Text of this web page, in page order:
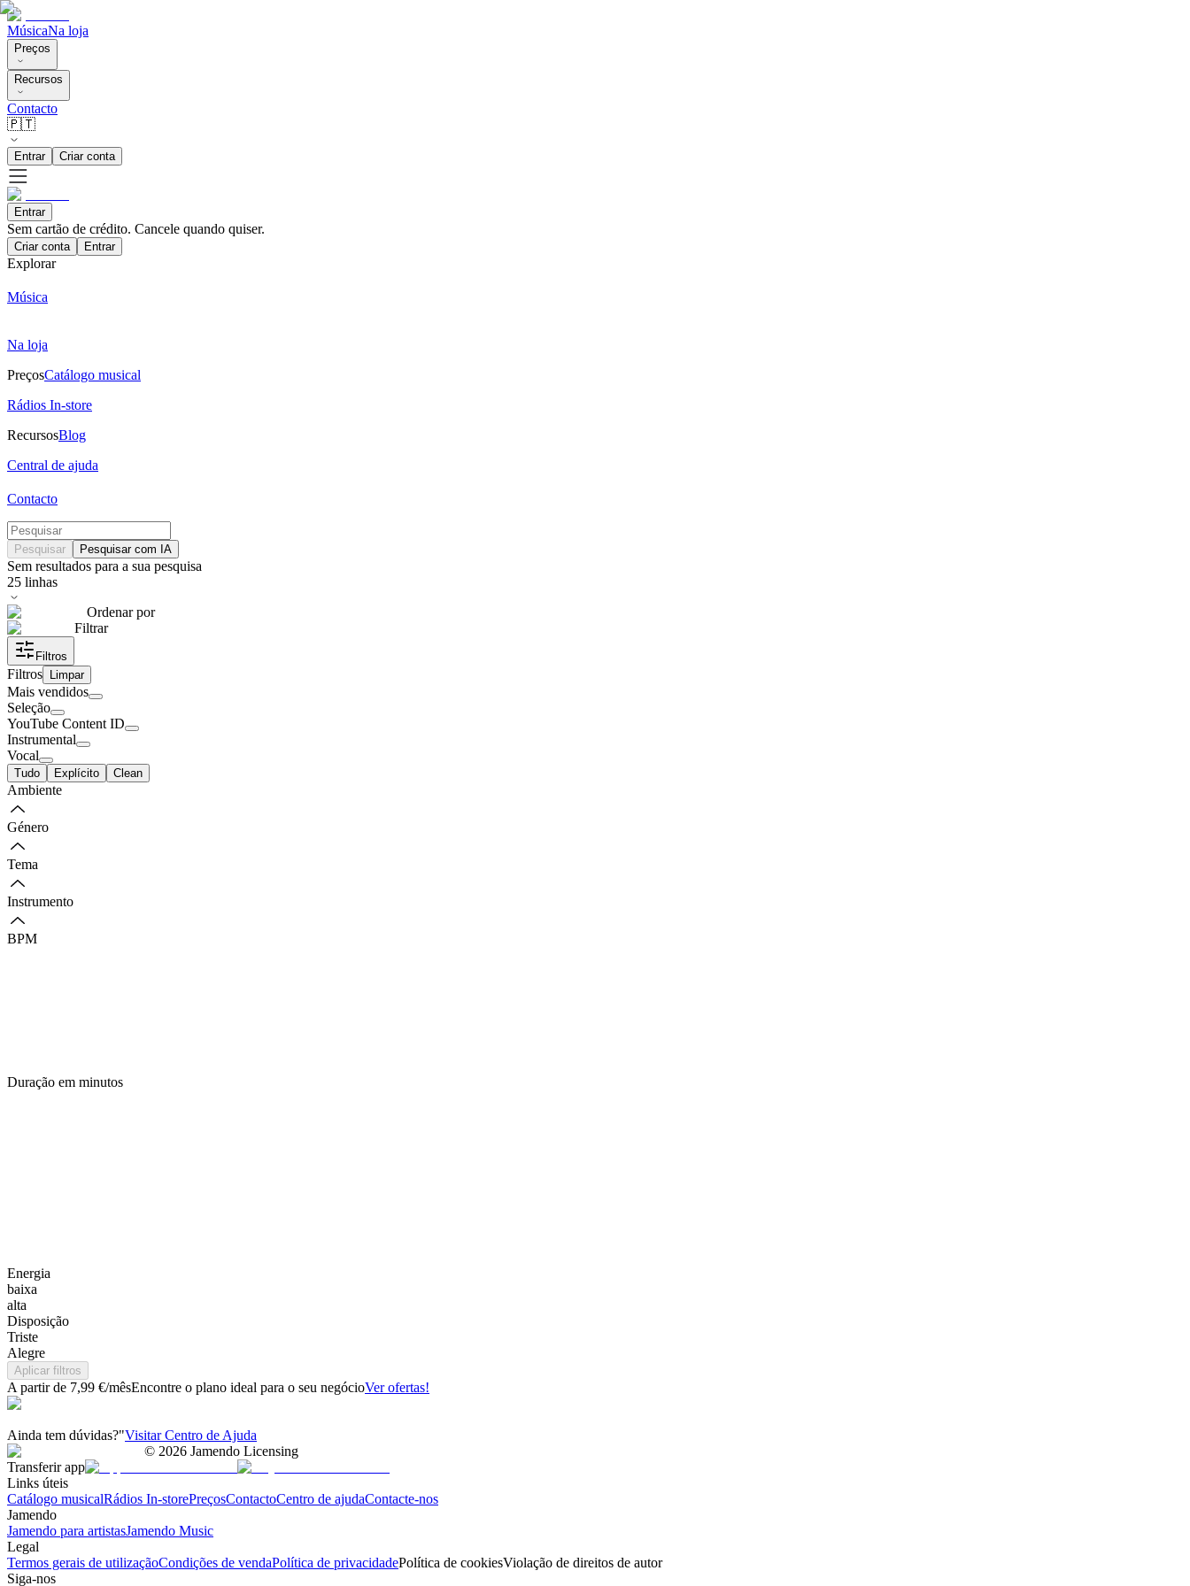
MúsicaNa loja
Preços
Recursos
Contacto
🇵🇹
Entrar Criar conta
Entrar
Sem cartão de crédito. Cancele quando quiser.
Criar conta Entrar
Explorar
Música
Na loja
PreçosCatálogo musical
Rádios In-store
RecursosBlog
Central de ajuda
Contacto
Pesquisar Pesquisar com IA
Sem resultados para a sua pesquisa
25 linhas
Ordenar por
Filtrar
Filtros
Filtros Limpar
Mais vendidos
Seleção
YouTube Content ID
Instrumental
Vocal
Tudo Explícito Clean
Ambiente
Género
Tema
Instrumento
BPM
Duração em minutos
Energia
baixa
alta
Disposição
Triste
Alegre
Aplicar filtros
A partir de 7,99 €/mêsEncontre o plano ideal para o seu negócioVer ofertas!
Ainda tem dúvidas?"Visitar Centro de Ajuda
© 2026 Jamendo Licensing
Transferir app
Links úteis
Catálogo musicalRádios In-storePreçosContactoCentro de ajudaContacte-nos
Jamendo
Jamendo para artistasJamendo Music
Legal
Termos gerais de utilizaçãoCondições de vendaPolítica de privacidadePolítica de cookiesViolação de direitos de autor
Siga-nos